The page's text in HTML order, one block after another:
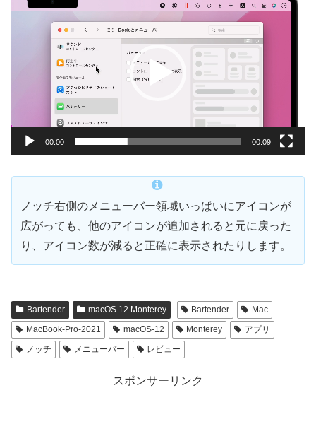
00:00 00:09
ノッチ右側のメニューバー領域いっぱいにアイコンが
広がっても、他のアイコンが追加されると元に戻った
り、アイコン数が減ると正確に表示されたりします。
Bartender macOS 12 Monterey Bartender
Mac
MacBook-Pro-2021
macOS-12 Monterey
アプリ
ノッチ
メニューバー レビュー
スポンサーリンク